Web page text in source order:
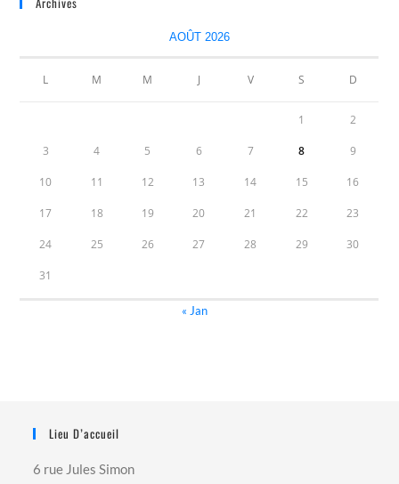
AOÛT 2026
L M M J V S D
1 2
3 4 5 6 7 8 9
10 11 12 13 14 15 16
17 18 19 20 21 22 23
24 25 26 27 28 29 30
31
« Jan
Lieu D’accueil
6 rue Jules Simon